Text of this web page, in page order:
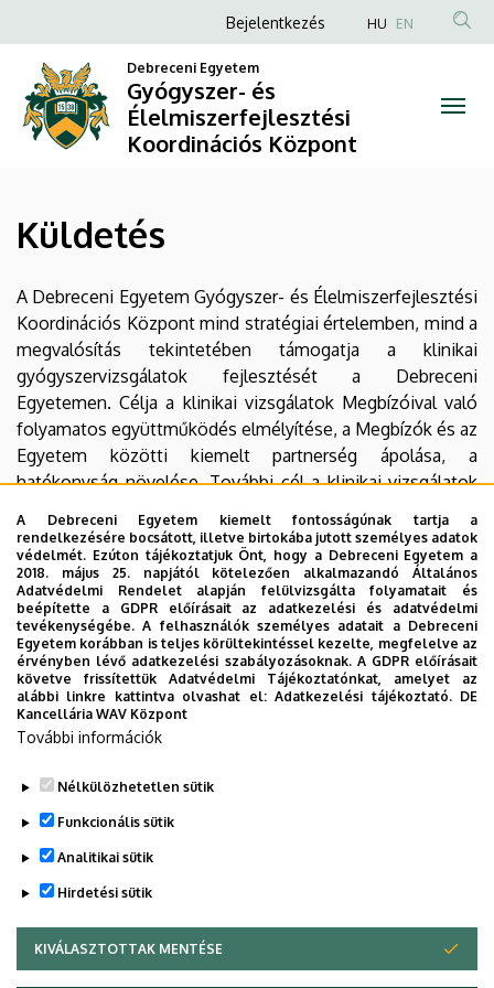
Gyógyszer-
Koordinációs
Központ
a
tartalomra
Anonim
fiók
menüje
Bejelentkezés HU EN
Debreceni Egyetem
Gyógyszer- és
Élelmiszerfejlesztési
Koordinációs Központ
Küldetés
A Debreceni Egyetem Gyógyszer- és Élelmiszerfejlesztési
Koordinációs Központ mind stratégiai értelemben, mind a
megvalósítás tekintetében támogatja a klinikai
gyógyszervizsgálatok fejlesztését a Debreceni
Egyetemen. Célja a klinikai vizsgálatok Megbízóival való
folyamatos együttműködés elmélyítése, a Megbízók és az
Egyetem közötti kiemelt partnerség ápolása, a
hatékonyság növelése. További cél a klinikai vizsgálatok
minél szélesebb körű megismertetése nemcsak a
Betegekkel és hozzátartozóikkal, hanem a lakossággal,
illetve azok népszerűsítése, a legfontosabb ismeretek
közérthető átadása. Kiemelt feladat a munkacsoportok és
a vizsgálatvezetők által jelzett, a vizsgálatok
hatékonyságának, a betegközpontúság fejlesztésére
irányuló javaslatok támogatása, megvalósításuk
elősegítése. Mindezek mellett a Debreceni Egyetem
vezetői számára átfogó információ nyújtása az
Egyetemen folyó klinikai vizsgálatokról, azok
minőségéről, hatékonyságáról.
Legutóbbi frissítés: 2023. 03. 01. 15:40
A Debreceni Egyetem kiemelt fontosságúnak tartja a
rendelkezésére bocsátott, illetve birtokába jutott személyes adatok
védelmét. Ezúton tájékoztatjuk Önt, hogy a Debreceni Egyetem a
2018. május 25. napjától kötelezően alkalmazandó Általános
Adatvédelmi Rendelet alapján felülvizsgálta folyamatait és
beépítette a GDPR előírásait az adatkezelési és adatvédelmi
tevékenységébe. A felhasználók személyes adatait a Debreceni
Egyetem korábban is teljes körültekintéssel kezelte, megfelelve az
érvényben lévő adatkezelési szabályozásoknak. A GDPR előírásait
követve frissítettük Adatvédelmi Tájékoztatónkat, amelyet az
alábbi linkre kattintva olvashat el:Adatkezelési tájékoztató. DE
Kancellária WAV Központ
További információk
Nélkülözhetetlen sütik
Funkcionális sütik
Analitikai sütik
Hirdetési sütik
KIVÁLASZTOTTAK MENTÉSE
WITHDRAW CONSENT